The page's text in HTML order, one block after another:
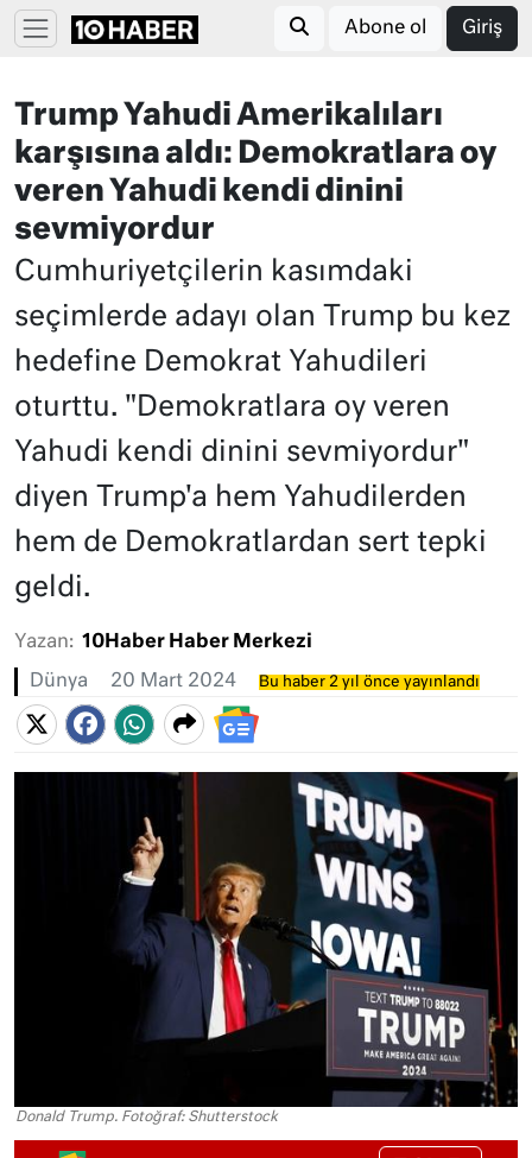
Abone ol Giriş
Trump Yahudi Amerikalıları
karşısına aldı: Demokratlara oy
veren Yahudi kendi dinini
sevmiyordur
Cumhuriyetçilerin kasımdaki
seçimlerde adayı olan Trump bu kez
hedefine Demokrat Yahudileri
oturttu. "Demokratlara oy veren
Yahudi kendi dinini sevmiyordur"
diyen Trump'a hem Yahudilerden
hem de Demokratlardan sert tepki
geldi.
Yazan: 10Haber Haber Merkezi
Dünya 20 Mart 2024 Bu haber 2 yıl önce yayınlandı
Donald Trump. Fotoğraf: Shutterstock